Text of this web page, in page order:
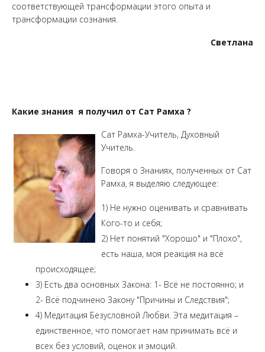
соответствующей трансформации этого опыта и
трансформации сознания.
Светлана
Какие знания я получил от Сат Рамха ?
Сат Рамха-Учитель, Духовный
Учитель.
Говоря о Знаниях, полученных от Сат
Рамха, я выделяю следующее:
1) Не нужно оценивать и сравнивать
Кого-то и себя;
2) Нет понятий "Хорошо" и "Плохо",
есть наша, моя реакция на всё
происходящее;
3) Есть два основных Закона: 1- Всё не постоянно; и
2- Всё подчинено Закону "Причины и Следствия";
4) Медитация Безусловной Любви. Эта медитация –
единственное, что помогает нам принимать всё и
всех без условий, оценок и эмоций.